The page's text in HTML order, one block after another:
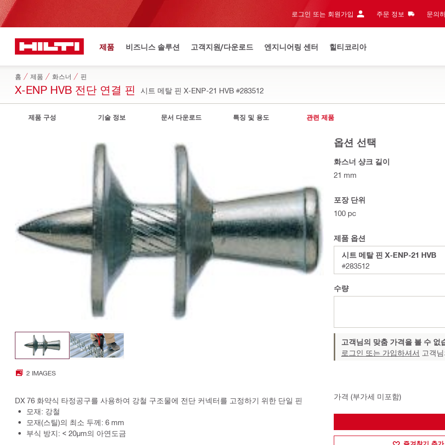
로그인 또는 회원가입 주문 정보 문의
제품 비즈니스 솔루션 고객지원/다운로드 엔지니어링 센터 힐티코리아
홈 제품 화스너 핀
X-ENP HVB 전단 연결 핀 시트 메탈 핀 X-ENP-21 HVB #283512
제품 구성 기술 정보 문서 다운로드 특징 및 용도 관련 제품
2 IMAGES
DX 76 화약식 타정공구를 사용하여 강철 구조물에 전단 커넥터를 고정하기 위한 단일 핀
모재: 강철
모재(스틸)의 최소 두께: 6 mm
부식 방지: < 20µm의 아연도금
옵션 선택
화스너 샹크 길이
21 mm
포장 단위
100 pc
제품 옵션
시트 메탈 핀 X-ENP-21 HVB
#283512
수량
고객님의 맞춤 가격을 볼 수 없
로그인 또는 가입하셔서 고객
가격 (부가세 미포함)